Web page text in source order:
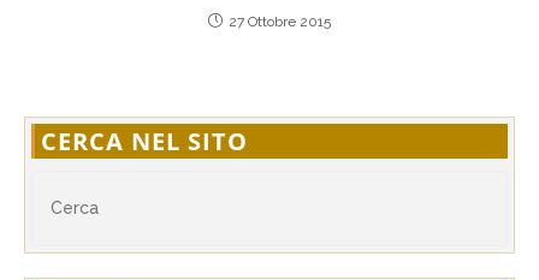
27 Ottobre 2015
CERCA NEL SITO